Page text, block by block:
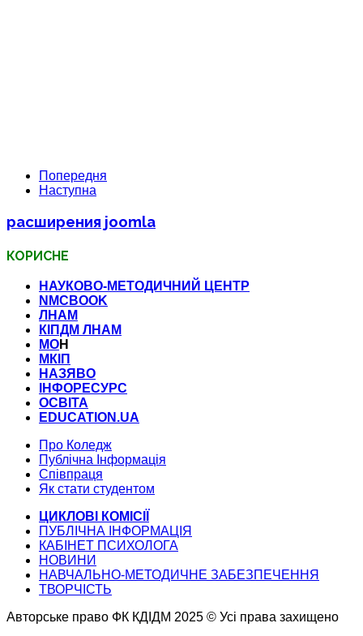
Попередня
Наступна
расширения joomla
КОРИСНЕ
НАУКОВО-МЕТОДИЧНИЙ ЦЕНТР
NMCBOOK
ЛНАМ
КІПДМ ЛНАМ
МОН
МКІП
НАЗЯВО
ІНФОРЕСУРС
ОСВІТА
EDUCATION.UA
Про Коледж
Публічна Інформація
Співпраця
Як стати студентом
ЦИКЛОВІ КОМІСІЇ
ПУБЛІЧНА ІНФОРМАЦІЯ
КАБІНЕТ ПСИХОЛОГА
НОВИНИ
НАВЧАЛЬНО-МЕТОДИЧНЕ ЗАБЕЗПЕЧЕННЯ
ТВОРЧІСТЬ
Авторське право ФК КДІДМ 2025 © Усі права захищено